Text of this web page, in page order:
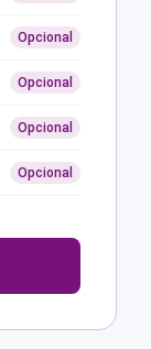
Opcional
Opcional
Opcional
Opcional